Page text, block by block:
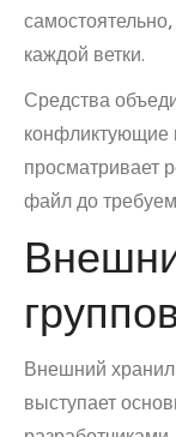
каждой ветки.
Средства
конфликтующие
просматривает
файл до
Внешний
выступает